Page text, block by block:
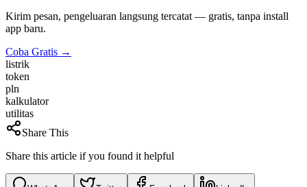
Kirim pesan, pengeluaran langsung tercatat — gratis, tanpa install
app baru.
Coba Gratis →
listrik
token
pln
kalkulator
utilitas
Share This
Share this article if you found it helpful